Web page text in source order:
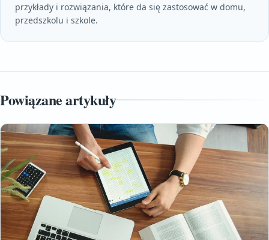
przykłady i rozwiązania, które da się zastosować w domu,
przedszkolu i szkole.
Powiązane artykuły